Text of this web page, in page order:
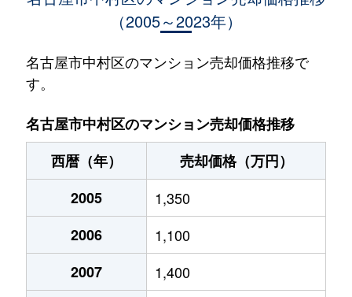
3,100万円 亀島
亀島
2,700万円 亀島
鴨付町
佐古前町
1,700万円 亀島
宿跡町
2,400万円 中村公園
宿跡町
800万円
宿跡町
1,500万円 中村公園
太閤
2,500万円 名古屋
（2005～2023年）
名古屋市中村区のマンション売却価格推移で
す。
名古屋市中村区のマンション売却価格推移
西暦（年）
売却価格（万円）
2005
1,350
2006
1,100
2007
1,400